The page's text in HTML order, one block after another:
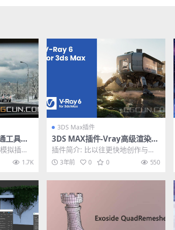
工具模
破
拟插件
1.7K
3DS Max插件
3DS MAX插件-Vray高级渲染器
插件 V-Ray V6.01.00 WIN
插件简介: 比以往更快地创作与渲
染。 轻松使用数百万 3D 对象布置
您的场景，快...
3年前 0 0 550